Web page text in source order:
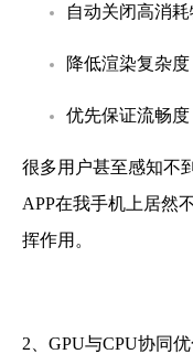
自动关闭高消耗
降低渲染复杂度
优先保证流畅度
很多用户甚至感知不
APP在我手机上居然
挥作用。
2、GPU与CPU协同